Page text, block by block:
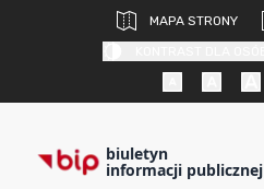
MAPA STRONY
biuletyn
informacji publicznej